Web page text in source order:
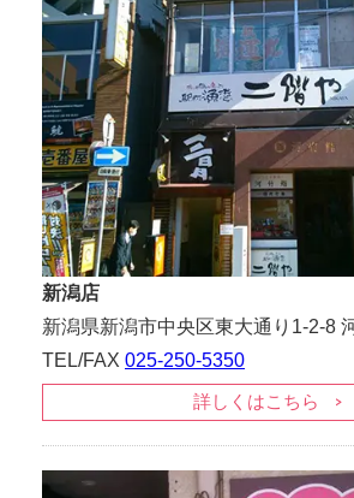
新潟店
新潟県新潟市中央区東大通り1-2-8
TEL/FAX 025-250-5350
詳しくはこちら